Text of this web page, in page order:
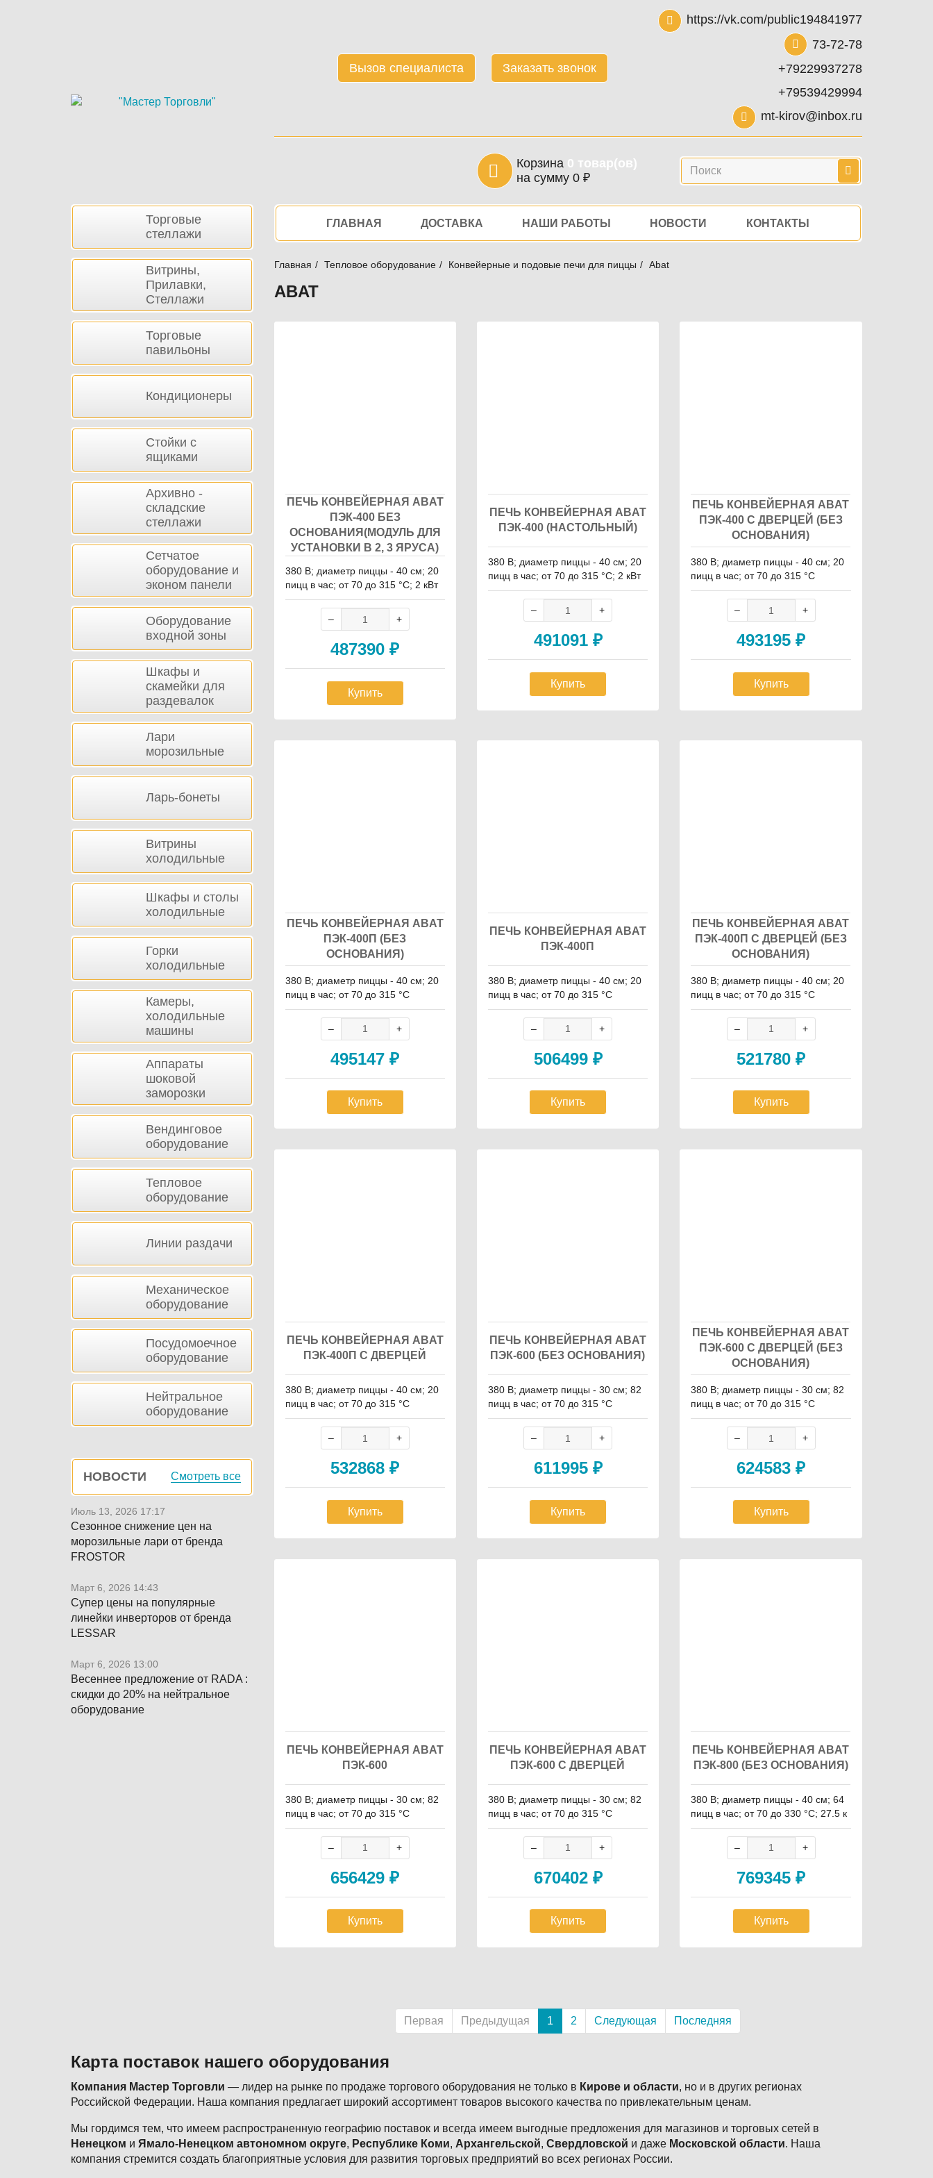
Вызов специалиста Заказать звонок
https://vk.com/public194841977
73-72-78
+79229937278
+79539429994
mt-kirov@inbox.ru
Корзина 0 товар(ов)
на сумму 0 ₽
Поиск
НавигацияГЛАВНАЯ ДОСТАВКА НАШИ РАБОТЫ НОВОСТИ КОНТАКТЫ
Главная Тепловое оборудование Конвейерные и подовые печи для пиццы Abat
ABAT
Товары
ПЕЧЬ КОНВЕЙЕРНАЯ ABAT
ПЭК-400 БЕЗ
ОСНОВАНИЯ(МОДУЛЬ ДЛЯ
УСТАНОВКИ В 2, 3 ЯРУСА)
380 В; диаметр пиццы - 40 см; 20
пицц в час; от 70 до 315 °С; 2 кВт
487390₽
Купить
ПЕЧЬ КОНВЕЙЕРНАЯ ABAT
ПЭК-400 (НАСТОЛЬНЫЙ)
380 В; диаметр пиццы - 40 см; 20
пицц в час; от 70 до 315 °С; 2 кВт
491091 ₽
Купить
ПЕЧЬ КОНВЕЙЕРНАЯ ABAT
ПЭК-400 С ДВЕРЦЕЙ (БЕЗ
ОСНОВАНИЯ)
380 В; диаметр пиццы - 40 см; 20
пицц в час; от 70 до 315 °С
493195₽
Купить
ПЕЧЬ КОНВЕЙЕРНАЯ ABAT
ПЭК-400П (БЕЗ
ОСНОВАНИЯ)
380 В; диаметр пиццы - 40 см; 20
пицц в час; от 70 до 315 °С
495147₽
Купить
ПЕЧЬ КОНВЕЙЕРНАЯ ABAT
ПЭК-400П
380 В; диаметр пиццы - 40 см; 20
пицц в час; от 70 до 315 °С
506499 ₽
Купить
ПЕЧЬ КОНВЕЙЕРНАЯ ABAT
ПЭК-400П С ДВЕРЦЕЙ (БЕЗ
ОСНОВАНИЯ)
380 В; диаметр пиццы - 40 см; 20
пицц в час; от 70 до 315 °С
521780₽
Купить
ПЕЧЬ КОНВЕЙЕРНАЯ ABAT
ПЭК-400П С ДВЕРЦЕЙ
380 В; диаметр пиццы - 40 см; 20
пицц в час; от 70 до 315 °С
532868₽
Купить
ПЕЧЬ КОНВЕЙЕРНАЯ ABAT
ПЭК-600 (БЕЗ ОСНОВАНИЯ)
380 В; диаметр пиццы - 30 см; 82
пицц в час; от 70 до 315 °С
611995 ₽
Купить
ПЕЧЬ КОНВЕЙЕРНАЯ ABAT
ПЭК-600 С ДВЕРЦЕЙ (БЕЗ
ОСНОВАНИЯ)
380 В; диаметр пиццы - 30 см; 82
пицц в час; от 70 до 315 °С
624583₽
Купить
ПЕЧЬ КОНВЕЙЕРНАЯ ABAT
ПЭК-600
380 В; диаметр пиццы - 30 см; 82
пицц в час; от 70 до 315 °С
656429₽
Купить
ПЕЧЬ КОНВЕЙЕРНАЯ ABAT
ПЭК-600 С ДВЕРЦЕЙ
380 В; диаметр пиццы - 30 см; 82
пицц в час; от 70 до 315 °С
670402 ₽
Купить
ПЕЧЬ КОНВЕЙЕРНАЯ ABAT
ПЭК-800 (БЕЗ ОСНОВАНИЯ)
380 В; диаметр пиццы - 40 см; 64
пицц в час; от 70 до 330 °С; 27.5 к
Вт
769345₽
Купить
Первая Предыдущая 1 2 Следующая Последняя
Боковая Торговые
стеллажи
Витрины,
Прилавки,
Стеллажи
Торговые
павильоны
Кондиционеры
Стойки с
ящиками
Архивно -
складские
стеллажи
Сетчатое
оборудование и
эконом панели
Оборудование
входной зоны
Шкафы и
скамейки для
раздевалок
Лари
морозильные
Ларь-бонеты
Витрины
холодильные
Шкафы и столы
холодильные
Горки
холодильные
Камеры,
холодильные
машины
Аппараты
шоковой
заморозки
Вендинговое
оборудование
Тепловое
оборудование
Линии раздачи
Механическое
оборудование
Посудомоечное
оборудование
Нейтральное
оборудование
НОВОСТИ Смотреть все
Июль 13, 2026 17:17
Сезонное снижение цен на
морозильные лари от бренда
FROSTOR
Март 6, 2026 14:43
Супер цены на популярные
линейки инверторов от бренда
LESSAR
Март 6, 2026 13:00
Весеннее предложение от RADA :
скидки до 20% на нейтральное
оборудование
Карта поставок нашего оборудования
Компания Мастер Торговли — лидер на рынке по продаже торгового оборудования не только в Кирове и области, но и в других регионах
Российской Федерации. Наша компания предлагает широкий ассортимент товаров высокого качества по привлекательным ценам.
Мы гордимся тем, что имеем распространенную географию поставок и всегда имеем выгодные предложения для магазинов и торговых сетей в
Ненецком и Ямало-Ненецком автономном округе, Республике Коми, Архангельской, Свердловской и даже Московской области. Наша
компания стремится создать благоприятные условия для развития торговых предприятий во всех регионах России.